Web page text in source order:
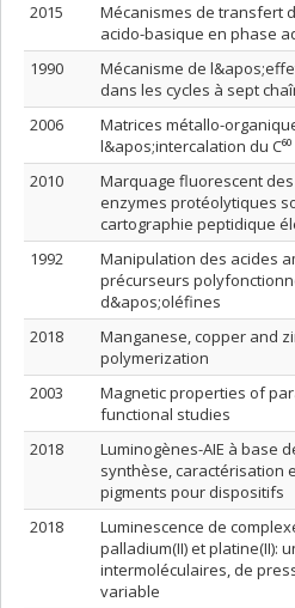
2015
Mécanismes de transfert
acido-basique en phase
1990
Mécanisme de
dans les cycles à sept
2006
Matrices métallo-
l&apos;intercalation du C⁶⁰
2010
Marquage fluorescent
enzymes protéolytiques
cartographie peptidique
1992
Manipulation des acides
précurseurs
d&apos;oléfines
2018
Manganese, copper and
polymerization
2003
Magnetic properties of
functional studies
2018
Luminogènes-AIE à base
synthèse, caractérisation
pigments pour dispositifs
2018
Luminescence de
palladium(II) et platine(II):
intermoléculaires, de
variable